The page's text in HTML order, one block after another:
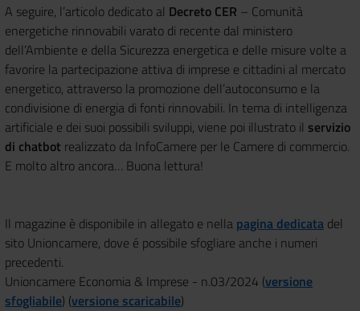
A seguire, l’articolo dedicato al Decreto CER – Comunità
energetiche rinnovabili varato di recente dal ministero
dell’Ambiente e della Sicurezza energetica e delle misure volte a
favorire la partecipazione attiva di imprese e cittadini al mercato
energetico, attraverso la promozione dell’autoconsumo e la
condivisione di energia di fonti rinnovabili. In tema di intelligenza
artificiale e dei suoi possibili sviluppi, viene poi illustrato il servizio
di chatbot realizzato da InfoCamere per le Camere di commercio.
E molto altro ancora… Buona lettura!
Il magazine è disponibile in allegato e nella pagina dedicata del
sito Unioncamere, dove é possibile sfogliare anche i numeri
precedenti.
Unioncamere Economia & Imprese - n.03/2024 (versione
sfogliabile) (versione scaricabile)